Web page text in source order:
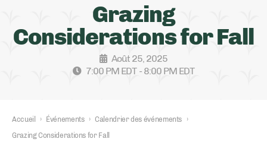
Grazing
Considerations for Fall
Août 25, 2025
7:00 PM EDT - 8:00 PM EDT
Accueil › Événements › Calendrier des événements
›
Grazing Considerations for Fall